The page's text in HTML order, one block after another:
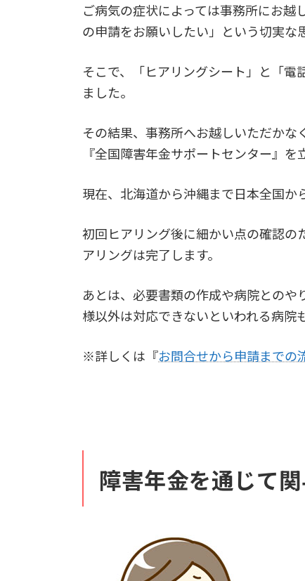
ご病気の症状によっては事務所にお
の申請をお願いしたい」という切実な
そこで、「ヒアリングシート」と「
ました。
その結果、事務所へお越しいただかな
『全国障害年金サポートセンター』を
現在、北海道から沖縄まで日本全国か
初回ヒアリング後に細かい点の確認
アリングは完了します。
あとは、必要書類の作成や病院との
様以外は対応できないといわれる病院
※詳しくは『お問合せから申請までの
障害年金を通じて